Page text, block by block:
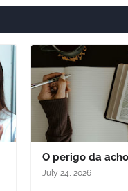
O perigo da
July 24, 2026